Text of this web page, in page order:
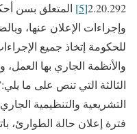
2.20.292
[5]
المتعلق بسن
وإجراءات الإعلان عنها،
للحكومة إتخاذ جميع
والأنظمة الجاري بها
الثالثة التي تنص على ما
التشريعية والتنظيمية
فترة إعلان حالة الطوارئ،